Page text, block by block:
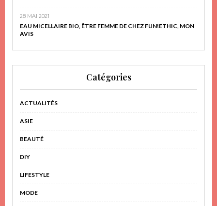
28 MAI 2021
EAU MICELLAIRE BIO, ÊTRE FEMME DE CHEZ FUN!ETHIC, MON
AVIS
Catégories
ACTUALITÉS
ASIE
BEAUTÉ
DIY
LIFESTYLE
MODE